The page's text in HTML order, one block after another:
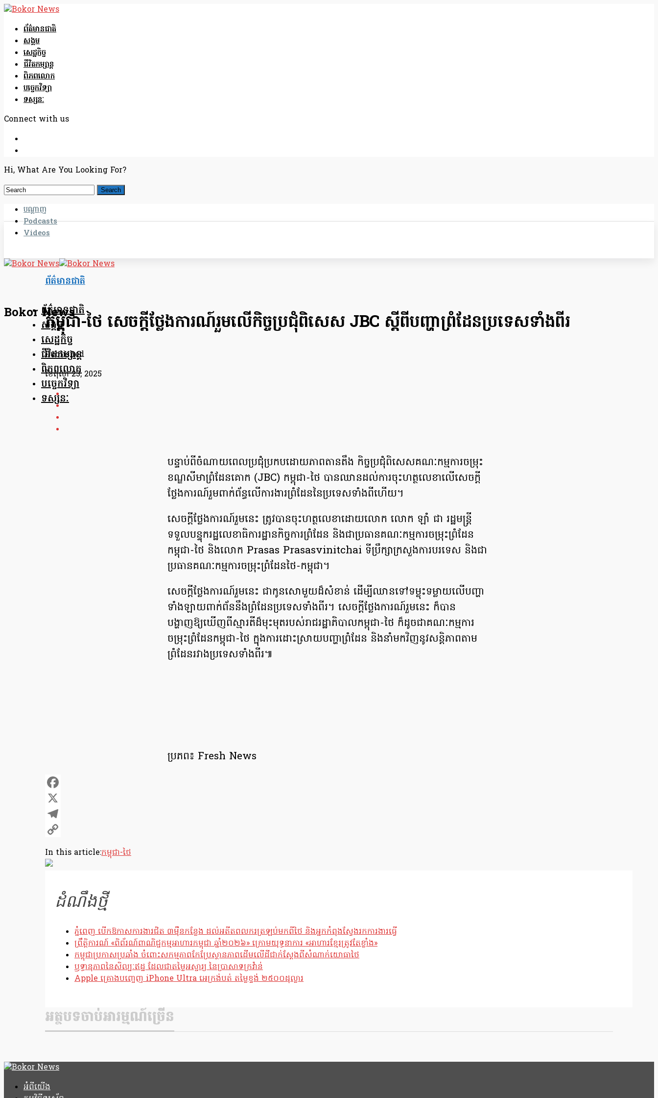
ព័ត៌មានជាតិ
សង្គម
សេដ្ឋកិច្ច
ជីវិតកម្សាន្ត
ពិភពលោក
បច្ចេកវិទ្យា
ទស្សនៈ
Connect with us
Hi, What Are You Looking For?
បណ្តាញ
Podcasts
Videos
Bokor News
ព័ត៌មានជាតិ
សង្គម
សេដ្ឋកិច្ច
ជីវិតកម្សាន្ត
ពិភពលោក
បច្ចេកវិទ្យា
ទស្សនៈ
ព័ត៌មានជាតិ
កម្ពុជា-ថៃ សេចក្តីថ្លែងការណ៍រួមលើកិច្ចប្រជុំពិសេស JBC ស្តីពីបញ្ហាព្រំដែនប្រទេសទាំងពីរ
Published
ខែ​តុលា 23, 2025
បន្ទាប់ពីចំណាយពេលប្រជុំប្រកបដោយភាពតានតឹង កិច្ចប្រជុំពិសេសគណៈកម្មការចម្រុះ
ខណ្ឌសីមាព្រំដែនគោក (JBC) កម្ពុជា-ថៃ បានឈានដល់ការចុះហត្ថលេខាលើសេចក្តី
ថ្លែងការណ៍រួមពាក់ព័ន្ធលើការងារព្រំដែននៃប្រទេសទាំងពីហើយ។
សេចក្តីថ្លែងការណ៍រួមនេះ ត្រូវបានចុះហត្ថលេខាដោយលោក លោក ឡាំ ជា រដ្ឋមន្ត្រី
ទទួលបន្ទុករដ្ឋលេខាធិការដ្ឋាន​កិច្ច​ការ​ព្រំដែន និងជាប្រធានគណៈកម្មការចម្រុះព្រំដែន
កម្ពុជា-ថៃ និងលោក Prasas Prasasvinitchai ទី​ប្រឹក្សាក្រសួងការបរទេស និងជា
ប្រធានគណៈកម្មការចម្រុះព្រំដែនថៃ-កម្ពុជា។
សេចក្តីថ្លែងការណ៍រួមនេះ ជាកូនសោមួយដ៏សំខាន់ ដើម្បីឈានទៅទម្លុះទម្លាយលើបញ្ហា
ទាំងឡាយពាក់ព័ននឹងព្រំដែនប្រទេសទាំងពីរ។ សេចក្តីថ្លែងការណ៍រួមនេះ ក៏បាន
បង្ហាញឱ្យឃើញពីស្មារតីដ៏មុះមុតរបស់រាជរដ្ឋាភិបាលកម្ពុជា-ថៃ ក៏ដូចជាគណៈកម្មការ
ចម្រុះព្រំដែនកម្ពុជា-ថៃ ក្នុងការដោះស្រាយបញ្ហាព្រំដែន និងនាំមកវិញនូវសន្តិភាពតាម
ព្រំដែនរវាងប្រទេសទាំងពីរ៕
ប្រភព៖ Fresh News
Facebook
X
Telegram
Link
In this article:កម្ពុជា-ថៃ
ដំណឹងថ្មី
ភ្នំពេញ បើកឱកាសការងារជិត ៣ម៉ឺនកន្លែង ដល់អតីតពលករត្រឡប់មកពីថៃ និងអ្នកកំពុងស្វែងរកការងារធ្វើ
ព្រឹត្តិការណ៍ «ពិព័រណ៍ពាណិជ្ជកម្មអាហារកម្ពុជា ឆ្នាំ២០២៦» ក្រោមយុទ្ធនាការ «អាហារខ្មែរត្រូវតែខ្លាំង»
កម្ពុជាប្រកាសប្រឆាំង ចំពោះសកម្មភាពកែប្រែស្ថានភាពដើមលើដីជាក់ស្តែងពីសំណាក់យោធាថៃ
ឫទ្ធានុភាពនៃសិល្បៈឥដ្ឋ ដែលជាតម្លៃអស្ចារ្យ នៃប្រាសាទក្រវ៉ាន់
Apple គ្រោងបញ្ចេញ iPhone Ultra អេក្រង់បត់ តម្លៃខ្ទង់ ២៥០០ដុល្លារ
អត្ថបទចាប់អារម្មណ៍ច្រើន
អំពីយើង